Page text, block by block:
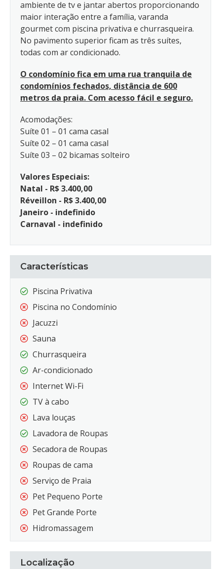
ambiente de tv e jantar abertos proporcionando
maior interação entre a família, varanda
gourmet com piscina privativa e churrasqueira.
No pavimento superior ficam as três suítes,
todas com ar condicionado.
O condomínio fica em uma rua tranquila de
condomínios fechados, distância de 600
metros da praia. Com acesso fácil e seguro.
Acomodações:
Suíte 01 – 01 cama casal
Suíte 02 – 01 cama casal
Suíte 03 – 02 bicamas solteiro
Valores Especiais:
Natal - R$ 3.400,00
Réveillon - R$ 3.400,00
Janeiro - indefinido
Carnaval - indefinido
Características
Piscina Privativa
Piscina no Condomínio
Jacuzzi
Sauna
Churrasqueira
Ar-condicionado
Internet Wi-Fi
TV à cabo
Lava louças
Lavadora de Roupas
Secadora de Roupas
Roupas de cama
Serviço de Praia
Pet Pequeno Porte
Pet Grande Porte
Hidromassagem
Localização